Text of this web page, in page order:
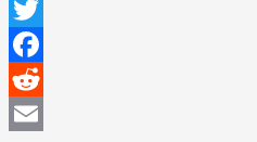
Line
Twitter
Facebook
Reddit